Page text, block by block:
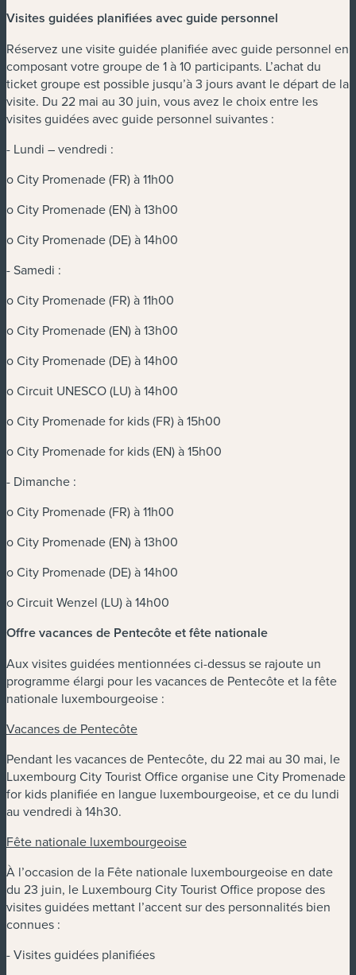
Visites guidées planifiées avec guide personnel
Réservez une visite guidée planifiée avec guide personnel en
composant votre groupe de 1 à 10 participants. L’achat du
ticket groupe est possible jusqu’à 3 jours avant le départ de la
visite. Du 22 mai au 30 juin, vous avez le choix entre les
visites guidées avec guide personnel suivantes :
- Lundi – vendredi :
o City Promenade (FR) à 11h00
o City Promenade (EN) à 13h00
o City Promenade (DE) à 14h00
- Samedi :
o City Promenade (FR) à 11h00
o City Promenade (EN) à 13h00
o City Promenade (DE) à 14h00
o Circuit UNESCO (LU) à 14h00
o City Promenade for kids (FR) à 15h00
o City Promenade for kids (EN) à 15h00
- Dimanche :
o City Promenade (FR) à 11h00
o City Promenade (EN) à 13h00
o City Promenade (DE) à 14h00
o Circuit Wenzel (LU) à 14h00
Offre vacances de Pentecôte et fête nationale
Aux visites guidées mentionnées ci-dessus se rajoute un
programme élargi pour les vacances de Pentecôte et la fête
nationale luxembourgeoise :
Vacances de Pentecôte
Pendant les vacances de Pentecôte, du 22 mai au 30 mai, le
Luxembourg City Tourist Office organise une City Promenade
for kids planifiée en langue luxembourgeoise, et ce du lundi
au vendredi à 14h30.
Fête nationale luxembourgeoise
À l’occasion de la Fête nationale luxembourgeoise en date
du 23 juin, le Luxembourg City Tourist Office propose des
visites guidées mettant l’accent sur des personnalités bien
connues :
- Visites guidées planifiées